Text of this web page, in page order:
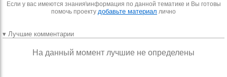
Если у вас имеются знания\информация по данной тематике и Вы готовы
помочь проекту добавьте материал лично
▾ Лучшие комментарии
На данный момент лучшие не определены